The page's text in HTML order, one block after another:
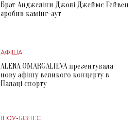
Брат Анджеліни Джолі Джеймс Гейвен
зробив камінг-аут
АФІША
ALENA OMARGALIEVA презентувала
нову афішу великого концерту в
Палаці спорту
ШОУ-БІЗНЕС